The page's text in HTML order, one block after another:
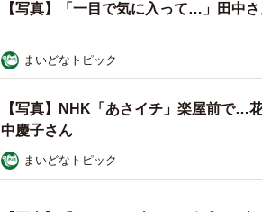
【写真】「一目で気に入って…」田中
まいどなトピック
【写真】NHK「あさイチ」楽屋前で…
中慶子さん
まいどなトピック